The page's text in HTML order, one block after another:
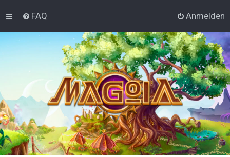
FAQ Anmelden